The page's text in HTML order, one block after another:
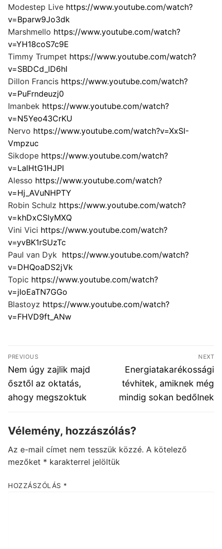
Modestep Live https://www.youtube.com/watch?
v=Bparw9Jo3dk
Marshmello https://www.youtube.com/watch?
v=YH18coS7c9E
Timmy Trumpet https://www.youtube.com/watch?
v=SBDCd_lD6hI
Dillon Francis https://www.youtube.com/watch?
v=PuFrndeuzj0
Imanbek https://www.youtube.com/watch?
v=N5Yeo43CrKU
Nervo https://www.youtube.com/watch?v=XxSI-
Vmpzuc
Sikdope https://www.youtube.com/watch?
v=LalHtG1HJPI
Alesso https://www.youtube.com/watch?
v=Hj_AVuNHPTY
Robin Schulz https://www.youtube.com/watch?
v=khDxCSlyMXQ
Vini Vici https://www.youtube.com/watch?
v=yvBK1rSUzTc
Paul van Dyk https://www.youtube.com/watch?
v=DHQoaDS2jVk
Topic https://www.youtube.com/watch?
v=jIoEaTN7GGo
Blastoyz https://www.youtube.com/watch?
v=FHVD9ft_ANw
Bejegyzés
navigáció
PREVIOUS
Previous
post:
Nem úgy zajlik majd
ősztől az oktatás,
ahogy megszoktuk
NEXT
Next
post:
Energiatakarékossági
tévhitek, amiknek még
mindig sokan bedőlnek
Vélemény, hozzászólás?
Az e-mail címet nem tesszük közzé. A kötelező
mezőket * karakterrel jelöltük
HOZZÁSZÓLÁS *